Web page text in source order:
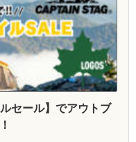
セール】でアウトブ